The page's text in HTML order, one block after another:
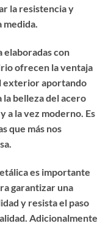
la resistencia y
medida.
elaboradas con
ofrecen la ventaja
exterior aportando
la belleza del acero
a la vez moderno. Es
que más nos
es importante
garantizar una
y resista el paso
Adicionalmente